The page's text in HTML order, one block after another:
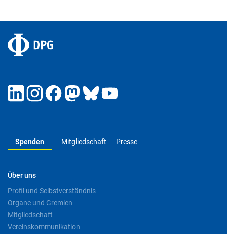
Spenden Mitgliedschaft Presse
Über uns
Profil und Selbstverständnis
Organe und Gremien
Mitgliedschaft
Vereinskommunikation